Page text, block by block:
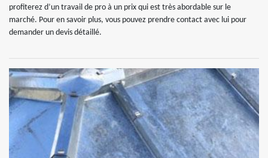
profiterez d’un travail de pro à un prix qui est très abordable sur le
marché. Pour en savoir plus, vous pouvez prendre contact avec lui pour
demander un devis détaillé.